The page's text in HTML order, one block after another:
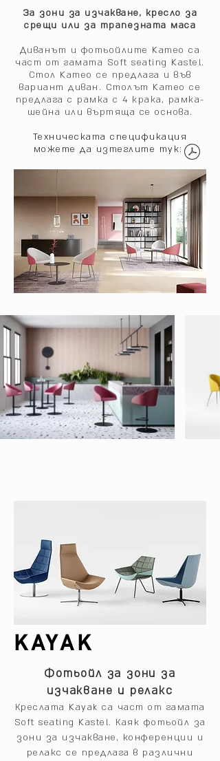
За зони за изчакване, кресло за
срещи или за трапезната маса
Диванът и фотьойлите Kameo са
част от гамата Soft seating Kastel.
Стол Kameo се предлага и във
вариант диван. Столът Kameo се
предлага с рамка с 4 крака, рамка-
шейна или въртяща се основа.
Техническата спецификация
можете да изтеглите тук:
KAYAK
Фотьойл за зони за
изчакване и релакс
Креслата Kayak са част от гамата
Soft seating Kastel. Каяк фотьойл за
зони за изчакване, конференции и
релакс се предлага в различни